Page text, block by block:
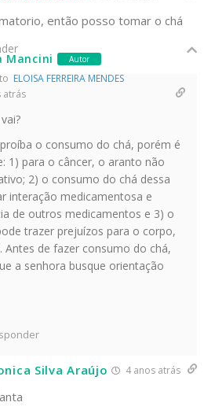
então posso tomar o chá
Mancini Autor
toELOISA FERREIRA MENDES
atrás
o consumo do chá, porém é
1) para o câncer, o aranto não
2) o consumo do chá dessa
interação medicamentosa e
de outros medicamentos e 3) o
trazer prejuízos para o corpo,
Antes de fazer consumo do chá,
a senhora busque orientação
Silva Araújo 4 anos atrás